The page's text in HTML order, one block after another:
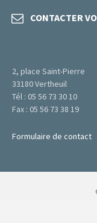
CONTACTER
2, place Saint-Pierre
33180 Vertheuil
Tél : 05 56 73 30 10
Fax : 05 56 73 38 19
Formulaire de contact